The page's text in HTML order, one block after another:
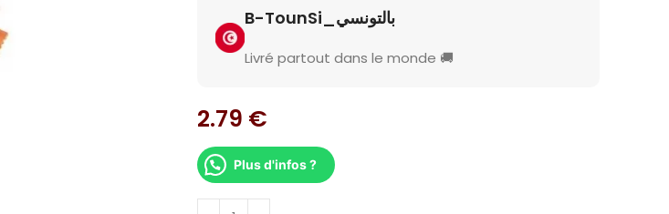
B-TounSi_بالتونسي
Livré partout dans le monde 🚚
2.79 €
Plus d'infos ?